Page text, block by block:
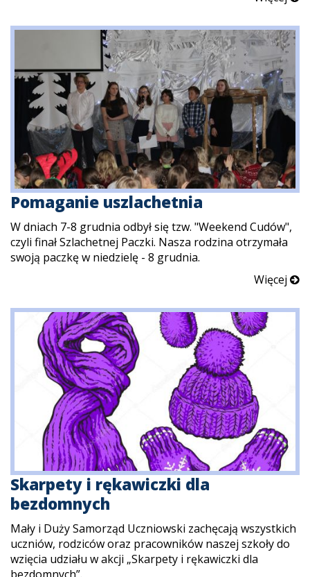
Pomaganie uszlachetnia
W dniach 7-8 grudnia odbył się tzw. "Weekend Cudów",
czyli finał Szlachetnej Paczki. Nasza rodzina otrzymała
swoją paczkę w niedzielę - 8 grudnia.
Więcej
Skarpety i rękawiczki dla
bezdomnych
Mały i Duży Samorząd Uczniowski zachęcają wszystkich
uczniów, rodziców oraz pracowników naszej szkoły do
wzięcia udziału w akcji „Skarpety i rękawiczki dla